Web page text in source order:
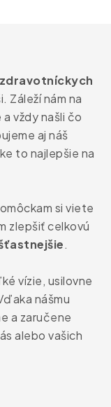
Záleží nám na
vždy našli čo
aj náš
to najlepšie na
si viete
zlepšiť celkovú
.
vízie, usilovne
nášmu
a zaručene
alebo vašich